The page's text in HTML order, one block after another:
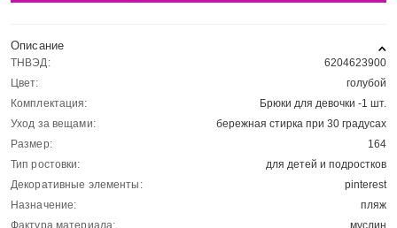
Описание
ТНВЭД:
6204623900
Цвет:
голубой
Комплектация:
Брюки для девочки -1 шт.
Уход за вещами:
бережная стирка при 30 градусах
Размер:
164
Тип ростовки:
для детей и подростков
Декоративные элементы:
pinterest
Назначение:
пляж